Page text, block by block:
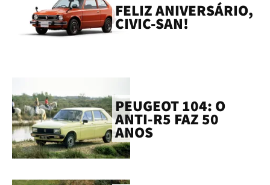
FELIZ ANIVERSÁRIO,
CIVIC-SAN!
PEUGEOT 104: O
ANTI-R5 FAZ 50
ANOS